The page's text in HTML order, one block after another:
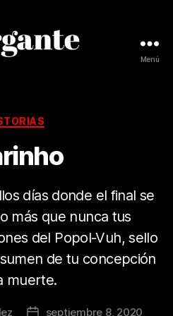
Menú
Categorías
días donde el final se
más que nunca tus
del Popol-Vuh, sello
de tu concepción
muerte.
Fechaseptiembre 8, 2020